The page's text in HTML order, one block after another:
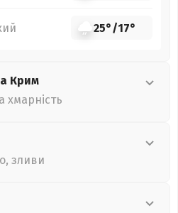
25°/17°
Крим
хмарність
зливи